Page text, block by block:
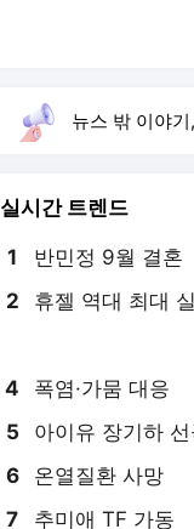
뉴스 밖 이야기,
실시간 트렌드
1 반민정 9월 결혼
2 휴젤 역대 최대
4 폭염·가뭄 대응
5 아이유 장기하 선
6 온열질환 사망
7 추미애 TF 가동